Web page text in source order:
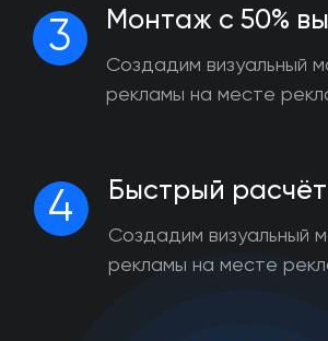
3 Монтаж с 50%
Создадим визуальный
рекламы на месте
4 Быстрый
Создадим визуальный
рекламы на месте